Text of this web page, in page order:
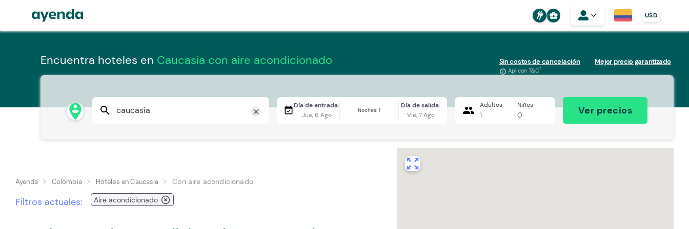
business_center USD
Encuentra hoteles en Caucasia con aire acondicionado Sin costos de cancelación
info_outline Aplican T&C*
Mejor precio garantizado
person_pin_circle search close event_availableDía de entrada:
Jue, 6 Ago
Noches: 1
Día de salida:
Vie, 7 Ago
people Adultos
1
Niños
0 Ver precios
Ayenda Colombia Hoteles en Caucasia Con aire acondicionado
Filtros actuales: Aire acondicionado highlight_off
zoom_out_map